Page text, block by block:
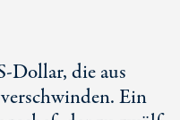
Dollar, die aus
Ein